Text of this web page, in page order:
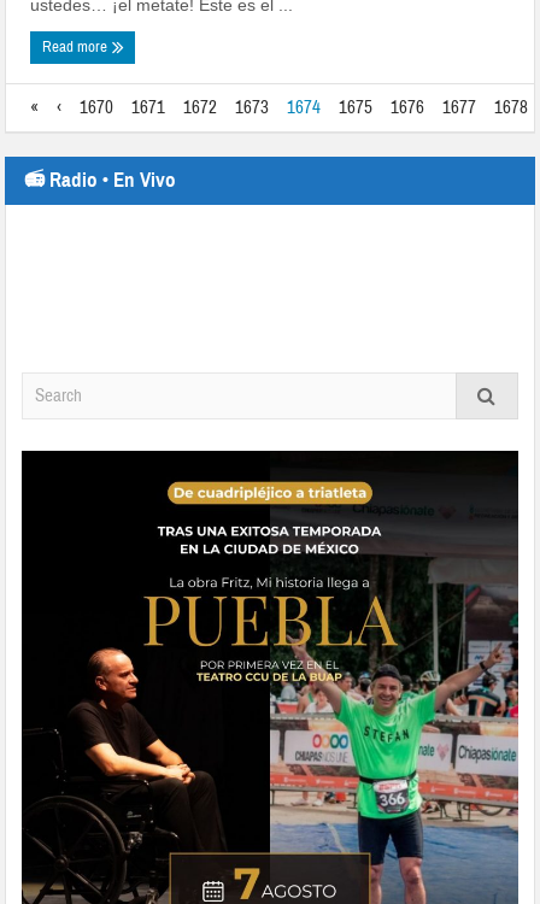
ustedes… ¡el metate! Este es el ...
Read more
« ‹ 1670 1671 1672 1673 1674 1675 1676 1677 1678
📻 Radio • En Vivo